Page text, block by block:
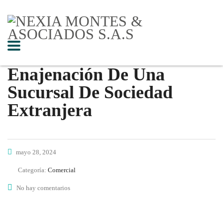
Enajenación De Una
Sucursal De Sociedad
Extranjera
mayo 28, 2024
Categoría: Comercial
No hay comentarios